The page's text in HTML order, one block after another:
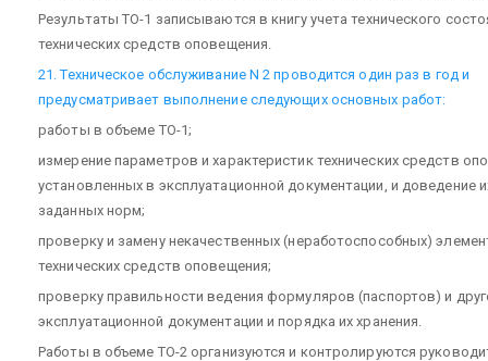
Результаты ТО-1 записываются в книгу учета технического
технических средств оповещения.
21. Техническое обслуживание N 2 проводится один раз в год и
предусматривает выполнение следующих основных работ:
работы в объеме ТО-1;
измерение параметров и характеристик технических средств
установленных в эксплуатационной документации, и доведение
заданных норм;
проверку и замену некачественных (неработоспособных)
технических средств оповещения;
проверку правильности ведения формуляров (паспортов) и
эксплуатационной документации и порядка их хранения.
Работы в объеме ТО-2 организуются и контролируются